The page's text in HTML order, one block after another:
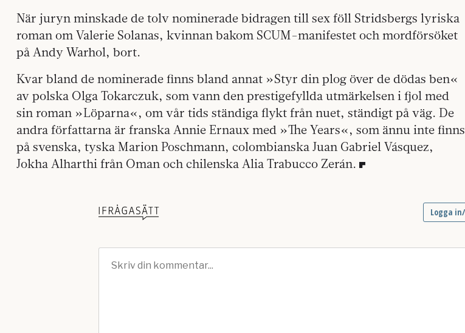
När juryn minskade de tolv nominerade bidragen till sex föll Stridsbergs lyriska
roman om Valerie Solanas, kvinnan bakom SCUM-manifestet och mordförsöket
på Andy Warhol, bort.
Kvar bland de nominerade finns bland annat »Styr din plog över de dödas ben«
av polska Olga Tokarczuk, som vann den prestigefyllda utmärkelsen i fjol med
sin roman »Löparna«, om vår tids ständiga flykt från nuet, ständigt på väg. De
andra författarna är franska Annie Ernaux med »The Years«, som ännu inte finns
på svenska, tyska Marion Poschmann, colombianska Juan Gabriel Vásquez,
Jokha Alharthi från Oman och chilenska Alia Trabucco Zerán.